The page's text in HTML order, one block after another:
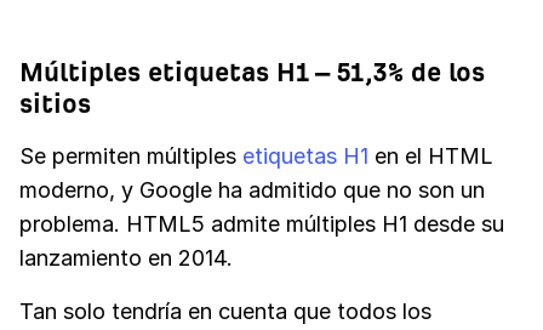
Múltiples etiquetas H1 – 51,3% de los
sitios
Se permiten múltiples etiquetas H1 en el HTML
moderno, y Google ha admitido que no son un
problema. HTML5 admite múltiples H1 desde su
lanzamiento en 2014.
Tan solo tendría en cuenta que todos los